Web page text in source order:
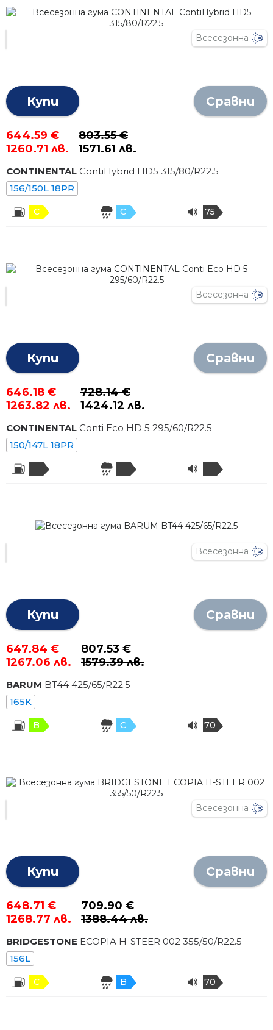
Всесезонна
Купи Сравни
644.59 €
1260.71 лв.
803.55 €
1571.61 лв.
CONTINENTAL ContiHybrid HD5 315/80/R22.5
156/150L 18PR
C C 75
Всесезонна
Купи Сравни
646.18 €
1263.82 лв.
728.14 €
1424.12 лв.
CONTINENTAL Conti Eco HD 5 295/60/R22.5
150/147L 18PR
Всесезонна
Купи Сравни
647.84 €
1267.06 лв.
807.53 €
1579.39 лв.
BARUM BT44 425/65/R22.5
165K
B C 70
Всесезонна
Купи Сравни
648.71 €
1268.77 лв.
709.90 €
1388.44 лв.
BRIDGESTONE ECOPIA H-STEER 002 355/50/R22.5
156L
C B 70